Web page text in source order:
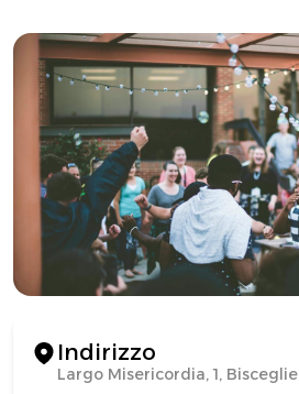
Indirizzo
Largo Misericordia, 1, Bisceglie